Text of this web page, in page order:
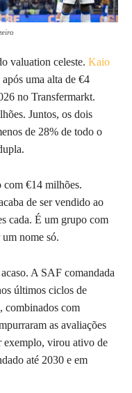
valuation celeste. Kaio
uma alta de €4
no Transfermarkt.
Juntos, os dois
de 28% de todo o
com €14 milhões.
de ser vendido ao
cada. É um grupo com
nome só.
A SAF comandada
últimos ciclos de
combinados com
as avaliações
exemplo, virou ativo de
até 2030 e em